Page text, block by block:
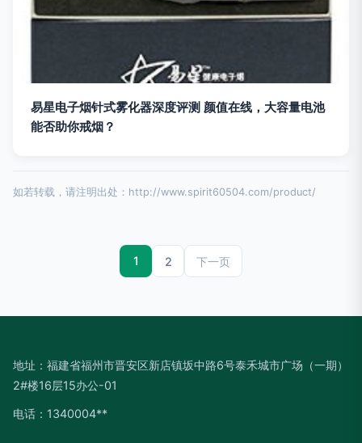
易星电子烟针式雾化器深度评测 颜值在线，大容量电池
能否助你戒烟？
如若转载，请注明出处：http://www.spirit60504.com/product/
1 2 下一页
地址：福建省福州市晋安区新店镇坂中路6号泰禾城市广场（一期）
2#楼16层15办公-01
电话：1340004**